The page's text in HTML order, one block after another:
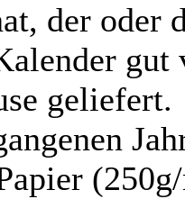
der
geliefert.